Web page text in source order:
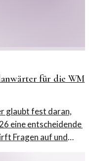
für die WM
glaubt fest daran,
eine entscheidende
Fragen auf und